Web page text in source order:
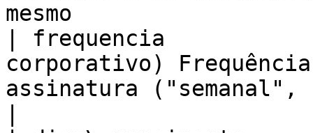
mesmo
| frequencia
corporativo)
assinatura